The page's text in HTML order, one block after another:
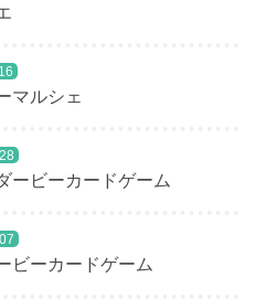
マルシェ
ービーカードゲーム
ビーカードゲーム